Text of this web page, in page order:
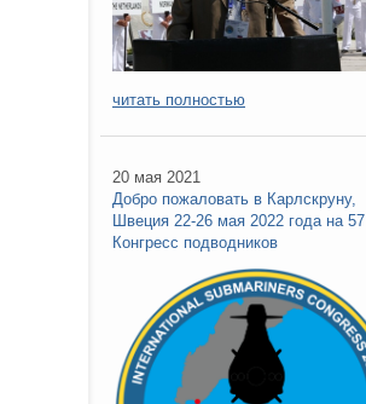
читать полностью
20 мая 2021
Добро пожаловать в Карлскруну,
Швеция 22-26 мая 2022 года на 57
Конгресс подводников